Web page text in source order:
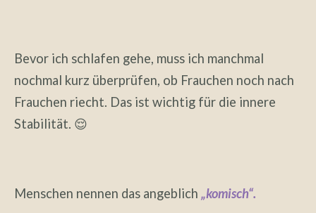
Bevor ich schlafen gehe, muss ich manchmal
nochmal kurz überprüfen, ob Frauchen noch nach
Frauchen riecht. Das ist wichtig für die innere
Stabilität. 😌
Menschen nennen das angeblich „komisch“.